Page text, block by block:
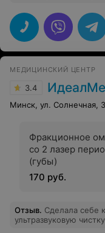
всего самого
пациентов.
МЕДИЦИНСКИЙ ЦЕНТР
3.4
Минск, ул. Солнечная,
Фракционное
co 2 лазер
(губы)
170 руб.
Отзыв. Сделала себе
ультразвуковую